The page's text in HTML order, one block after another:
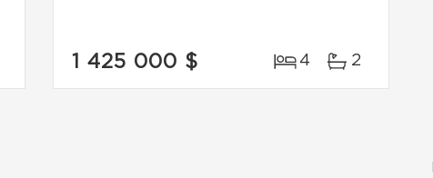
1 425 000 $ 4 2